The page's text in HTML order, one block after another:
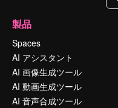
製品
Spaces
AI アシスタント
AI 画像生成ツール
AI 動画生成ツール
AI 音声合成ツール